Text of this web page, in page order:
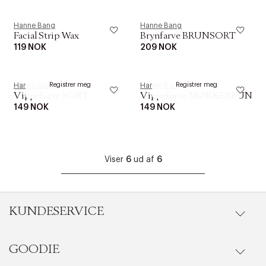
Hanne Bang
Facial Strip Wax
119 NOK
Hanne Bang
Brynfarve BRUNSORT
209 NOK
Registrer meg
Hanne Bang
Vippefarve SORT
149 NOK
Registrer meg
Hanne Bang
Vippefarve MØRKEBRUN
149 NOK
Viser 6ud af 6
KUNDESERVICE
Gå til kundeservice
GOODIE